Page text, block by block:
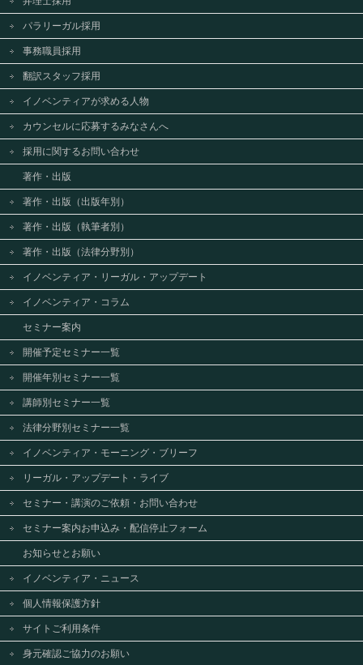
パラリーガル採用
事務職員採用
翻訳スタッフ採用
イノベンティアが求める人物
カウンセルに応募するみなさんへ
採用に関するお問い合わせ
著作・出版
著作・出版（出版年別）
著作・出版（執筆者別）
著作・出版（法律分野別）
イノベンティア・リーガル・アップデート
イノベンティア・コラム
セミナー案内
開催予定セミナー一覧
開催年別セミナー一覧
講師別セミナー一覧
法律分野別セミナー一覧
イノベンティア・モーニング・ブリーフ
リーガル・アップデート・ライブ
セミナー・講演のご依頼・お問い合わせ
セミナー案内お申込み・配信停止フォーム
お知らせとお願い
イノベンティア・ニュース
個人情報保護方針
サイトご利用条件
身元確認ご協力のお願い